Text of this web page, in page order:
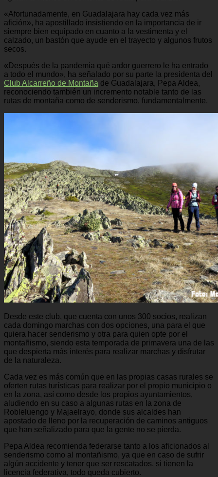
«Afortunadamente, en Guadalajara hay cada vez más
afición», ha apostillado insistiendo en la importancia de ir
siempre bien equipado en cuanto a la vestimenta y el
calzado, un bastón que ayude en el trayecto y algunos frutos
secos.
«Después de la pandemia qué ardor guerrero le ha entrado
a todo el mundo», ha señalado por su parte la presidenta del
Club Alcarreño de Montaña de Guadalajara, Pepa Aldea,
reconociendo también un incremento notable tanto de las
rutas de montaña como de senderismo, fundamentalmente.
Desde este club, que cuenta con unos 300 socios, realizan
cada domingo marchas con dos opciones, una para el que
quiera hacer senderismo y otra para quien opte por el
montañismo, siendo esta temporada de primavera una de las
que despierta más interés para realizar marchas y disfrutar
de la naturaleza.
Cada vez es más común que en las propias casas rurales se
oferten rutas turísticas para realizar por el propio municipio o
en la zona, así como desde los propios ayuntamientos,
aludiendo en su caso a algunas rutas en la zona de
Robleluengo y Majaelrayo, donde sus alcaldes han
apostado de lleno por la recuperación de caminos antiguos
que han señalizado para que la gente no se pierda.
Pepa Aldea recomienda federarse tanto a los aficionados al
senderismo como al montañismo, ya que en caso de sufrir
algún accidente y tener que ser rescatados, si tienen la
licencia federativa, todo queda cubierto.